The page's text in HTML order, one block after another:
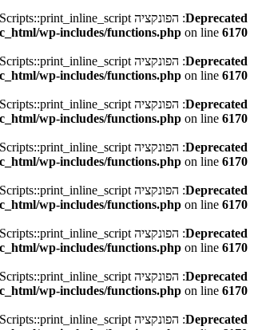
Deprecated: הפונקציה WP_Scripts::print_inline_script
wp-includes/functions.php on line 6170
Deprecated: הפונקציה WP_Scripts::print_inline_script
wp-includes/functions.php on line 6170
Deprecated: הפונקציה WP_Scripts::print_inline_script
wp-includes/functions.php on line 6170
Deprecated: הפונקציה WP_Scripts::print_inline_script
wp-includes/functions.php on line 6170
Deprecated: הפונקציה WP_Scripts::print_inline_script
wp-includes/functions.php on line 6170
Deprecated: הפונקציה WP_Scripts::print_inline_script
wp-includes/functions.php on line 6170
Deprecated: הפונקציה WP_Scripts::print_inline_script
wp-includes/functions.php on line 6170
Deprecated: הפונקציה WP_Scripts::print_inline_script